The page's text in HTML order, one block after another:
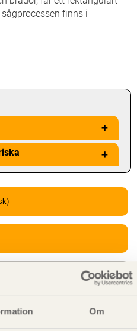
Om
finns i
+
+